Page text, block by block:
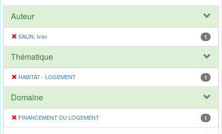
Auteur
SALIN, Ivan 1
Thématique
HABITAT - LOGEMENT 1
Domaine
FINANCEMENT DU LOGEMENT 1